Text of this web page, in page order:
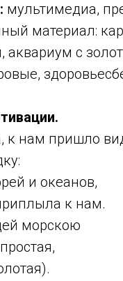
мультимедиа,
материал:
аквариум с
к нам пришло
и океанов,
к нам.
морскою